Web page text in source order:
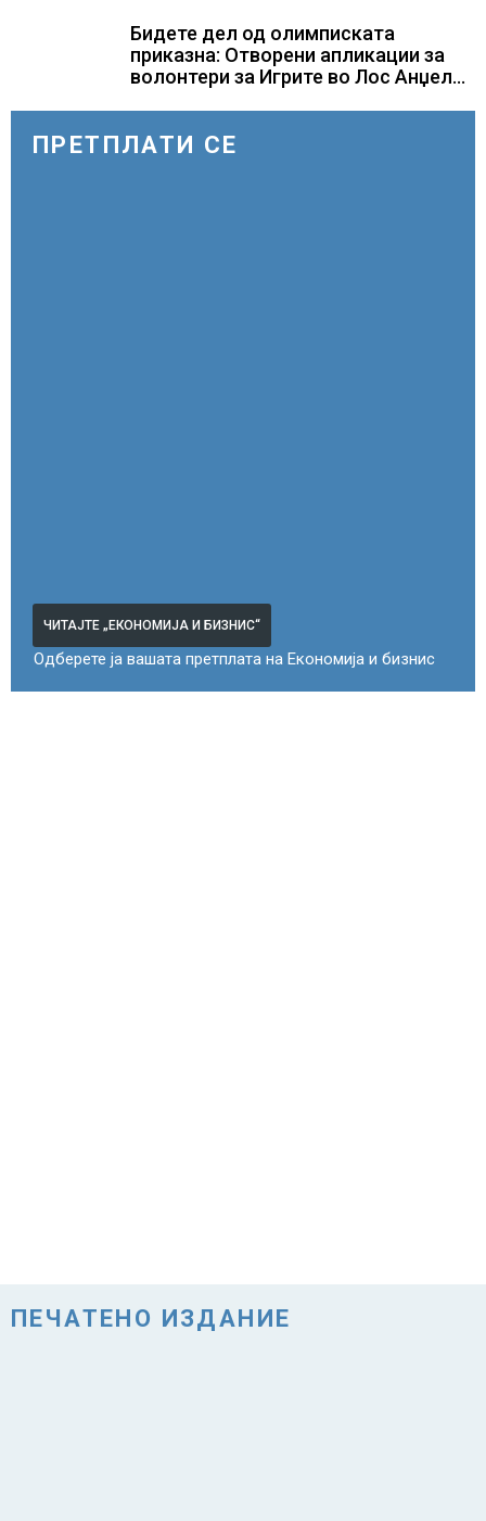
Бидете дел од олимписката
приказна: Отворени апликации за
волонтери за Игрите во Лос Анџелес
ПРЕТПЛАТИ СЕ
ЧИТАЈТЕ „ЕКОНОМИЈА И БИЗНИС“
Одберете ја вашата претплата на Економија и бизнис
ПЕЧАТЕНО ИЗДАНИЕ